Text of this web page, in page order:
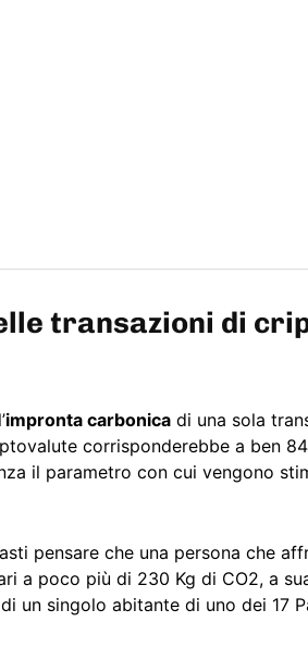
transazioni di
impronta carbonica di una sola
corrisponderebbe a ben
il parametro con cui vengono
pensare che una persona che
a poco più di 230 Kg di CO2, a
un singolo abitante di uno dei 17